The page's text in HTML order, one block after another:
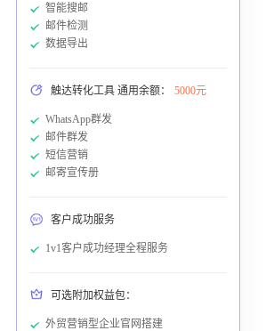
智能搜邮
邮件检测
数据导出
触达转化工具 通用余额： 5000元
WhatsApp群发
邮件群发
短信营销
邮寄宣传册
客户成功服务
1v1客户成功经理全程服务
可选附加权益包：
外贸营销型企业官网搭建